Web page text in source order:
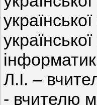
Л.І. –
- вчителю